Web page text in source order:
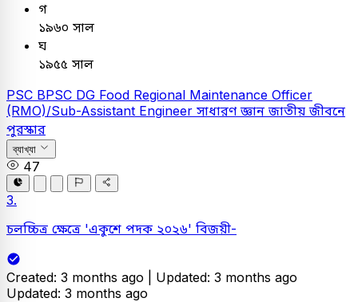
গ
১৯৬০ সাল
ঘ
১৯৫৫ সাল
PSC BPSC DG Food Regional Maintenance Officer
(RMO)/Sub-Assistant Engineer সাধারণ জ্ঞানজাতীয় জীবনে
পুরস্কার
ব্যাখ্যা
47
3.
চলচ্চিত্র ক্ষেত্রে 'একুশে পদক ২০২৬' বিজয়ী-
Created: 3 months ago | Updated: 3 months ago
Updated: 3 months ago